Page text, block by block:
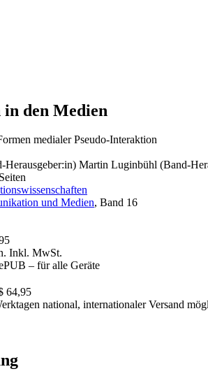
den Medien
medialer Pseudo-Interaktion
Herausgeber:in) Martin Luginbühl (Band-
und Medien, Band 16
Inkl. MwSt.
– für alle Geräte
64,95
national, internationaler Versand